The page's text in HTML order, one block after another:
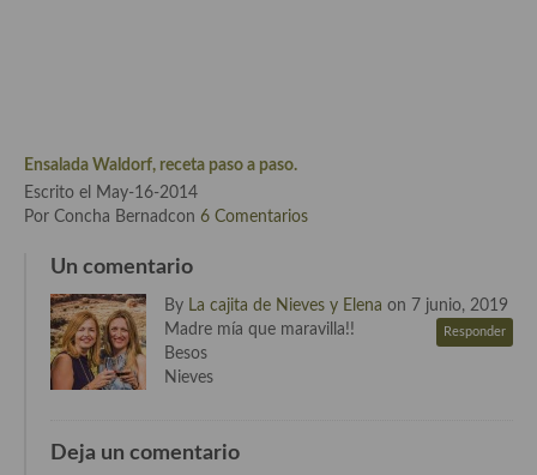
Cocina Sueca
Ensalada Waldorf, receta paso a paso.
Escrito el May-16-2014
Por Concha Bernadcon 6 Comentarios
Un comentario
By La cajita de Nieves y Elena on 7 junio, 2019
Responder
Madre mía que maravilla!!
Besos
Nieves
Deja un comentario